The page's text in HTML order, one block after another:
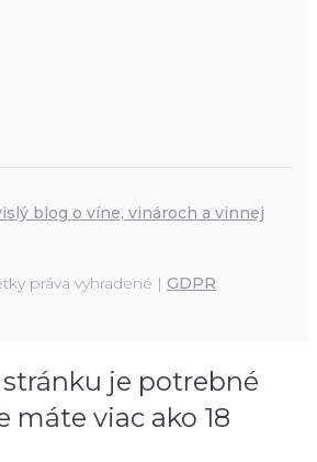
práva vyhradené | GDPR
je potrebné
máte viac ako 18